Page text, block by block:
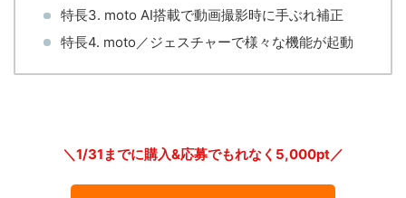
特長3. moto AI搭載で動画撮影時に手ぶれ補正
特長4. moto／ジェスチャーで様々な機能が起動
＼1/31までに購入&応募でもれなく5,000pt／